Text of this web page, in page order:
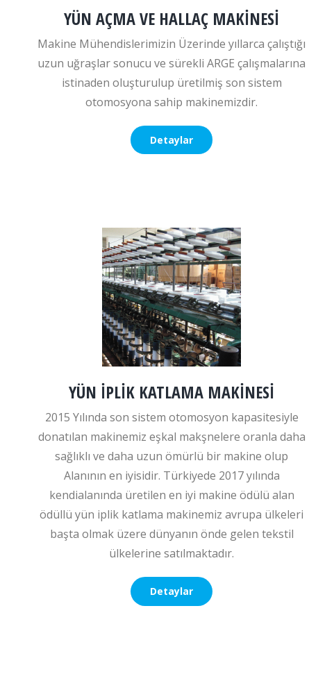
YÜN AÇMA VE HALLAÇ MAKİNESİ
Makine Mühendislerimizin Üzerinde yıllarca çalıştığı
uzun uğraşlar sonucu ve sürekli ARGE çalışmalarına
istinaden oluşturulup üretilmiş son sistem
otomosyona sahip makinemizdir.
Detaylar
YÜN İPLİK KATLAMA MAKİNESİ
2015 Yılında son sistem otomosyon kapasitesiyle
donatılan makinemiz eşkal makşnelere oranla daha
sağlıklı ve daha uzun ömürlü bir makine olup
Alanının en iyisidir. Türkiyede 2017 yılında
kendialanında üretilen en iyi makine ödülü alan
ödüllü yün iplik katlama makinemiz avrupa ülkeleri
başta olmak üzere dünyanın önde gelen tekstil
ülkelerine satılmaktadır.
Detaylar